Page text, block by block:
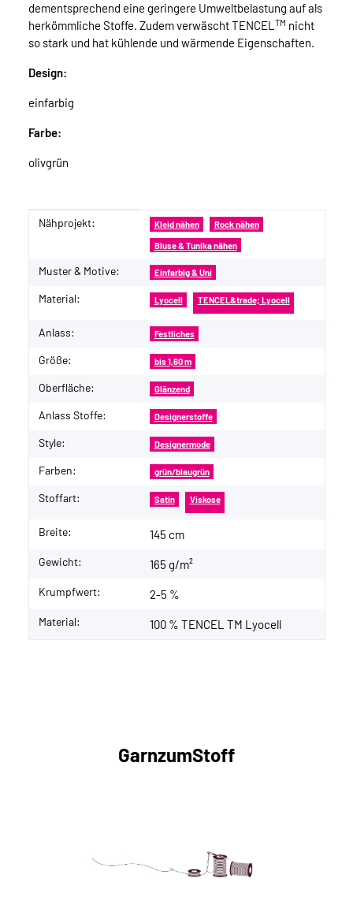
dementsprechend eine geringere Umweltbelastung auf als
herkömmliche Stoffe. Zudem verwäscht TENCEL TM nicht
so stark und hat kühlende und wärmende Eigenschaften.
Design:
einfarbig
Farbe:
olivgrün
Produkteigenschaft
Wert
Nähprojekt: Kleid nähen Rock nähen
Bluse & Tunika nähen
Muster & Motive: Einfarbig & Uni
Material: Lyocell TENCEL&trade; Lyocell
Anlass: Festliches
Größe: bis 1,60 m
Oberfläche: Glänzend
Anlass Stoffe: Designerstoffe
Style: Designermode
Farben: grün/blaugrün
Stoffart: Satin Viskose
Breite: 145 cm
Gewicht: 165 g/m²
Krumpfwert: 2-5 %
Material: 100 % TENCEL TM Lyocell
GarnzumStoff